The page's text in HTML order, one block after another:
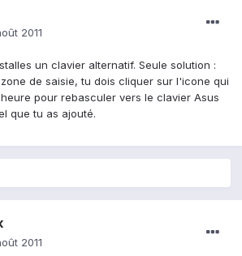
2011
un clavier alternatif. Seule solution :
de saisie, tu dois cliquer sur l'icone qui
pour rebasculer vers le clavier Asus
que tu as ajouté.
2011